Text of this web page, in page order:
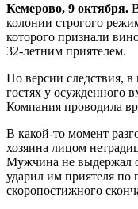
Кемерово, 9 октября.
колонии строгого
которого признали
32-летним приятелем.
По версии следствия,
гостях у осужденного
Компания проводила
В какой-то момент
хозяина лицом
Мужчина не выдержал
ударил им приятеля по
скоропостижного